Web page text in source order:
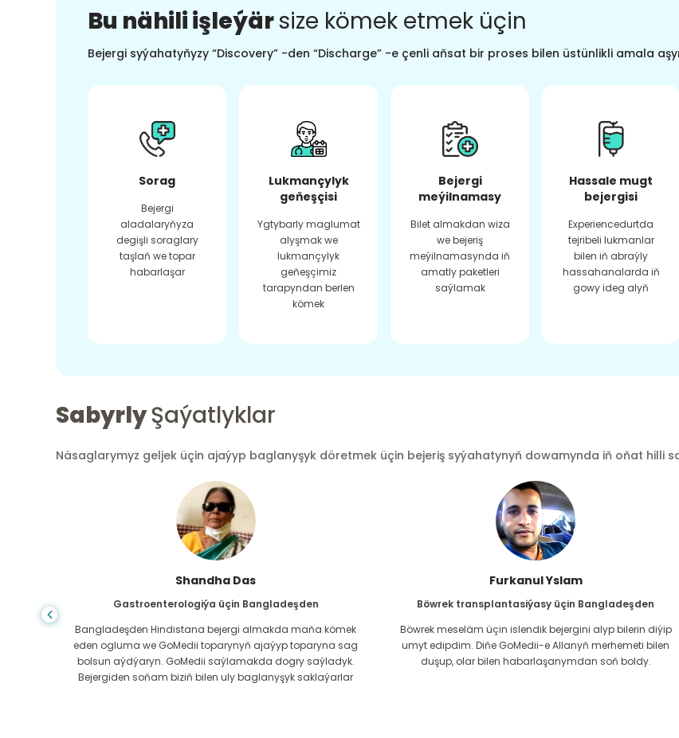
Bu nähili işleýärsize kömek etmek üçin
Bejergi syýahatyňyzy “Discovery” -den “Discharge” -e çenli aňsat bir proses bilen üstünlikli amala
Sorag
Bejergi
aladalaryňyza
degişli soraglary
taşlaň we topar
habarlaşar
Lukmançylyk
geňeşçisi
Ygtybarly maglumat
alyşmak we
lukmançylyk
geňeşçimiz
tarapyndan berlen
kömek
Bejergi
meýilnamasy
Bilet almakdan wiza
we bejeriş
meýilnamasynda iň
amatly paketleri
saýlamak
Hassale mugt
bejergisi
Experiencedurtda
tejribeli lukmanlar
bilen iň abraýly
hassahanalarda iň
gowy ideg alyň
SabyrlyŞaýatlyklar
Näsaglarymyz geljek üçin ajaýyp baglanyşyk döretmek üçin bejeriş syýahatynyň dowamynda iň oňat hilli
Shandha Das
Gastroenterologiýa üçin Bangladeşden
Bangladeşden Hindistana bejergi almakda maňa kömek
eden ogluma we GoMedii toparynyň ajaýyp toparyna sag
bolsun aýdýaryn. GoMedii saýlamakda dogry saýladyk.
Bejergiden soňam biziň bilen uly baglanyşyk saklaýarlar
Furkanul Yslam
Böwrek transplantasiýasy üçin Bangladeşden
Böwrek meseläm üçin islendik bejergini alyp bilerin diýip
umyt edipdim. Diňe GoMedii-e Allanyň merhemeti bilen
duşup, olar bilen habarlaşanymdan soň boldy.